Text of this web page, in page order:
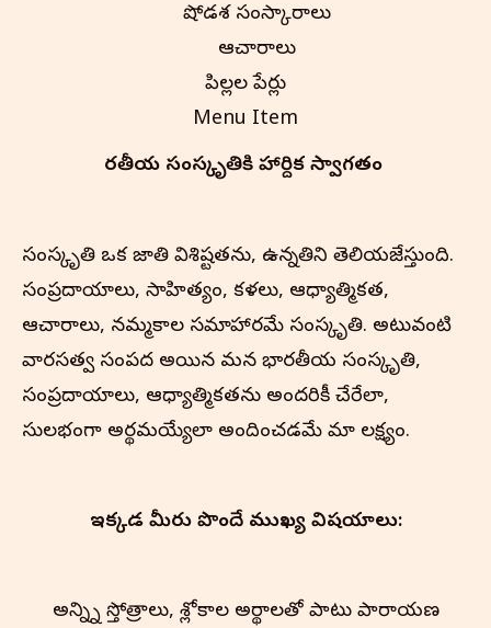
షోడశ సంస్కారాలు
ఆచారాలు
పిల్లల పేర్లు
Menu Item
భారతీయ సంస్కృతి‌కి హార్దిక స్వాగతం
సంస్కృతి ఒక జాతి విశిష్టతను, ఉన్నతిని తెలియజేస్తుంది.
సంప్రదాయాలు, సాహిత్యం, కళలు, ఆధ్యాత్మికత,
ఆచారాలు, నమ్మకాల సమాహారమే సంస్కృతి. అటువంటి
వారసత్వ సంపద అయిన మన భారతీయ సంస్కృతి,
సంప్రదాయాలు, ఆధ్యాత్మికతను అందరికీ చేరేలా,
సులభంగా అర్థమయ్యేలా అందించడమే మా లక్ష్యం.
ఇక్కడ మీరు పొందే ముఖ్య విషయాలు:
అన్న్ని స్తోత్రాలు, శ్లోకాల అర్థాలతో పాటు పారాయణ